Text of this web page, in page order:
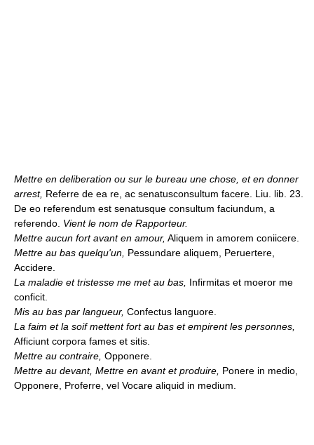
Mettre en deliberation ou sur le bureau une chose, et en donner
arrest, Referre de ea re, ac senatusconsultum facere. Liu. lib. 23.
De eo referendum est senatusque consultum faciundum, a
referendo. Vient le nom de Rapporteur.
Mettre aucun fort avant en amour, Aliquem in amorem coniicere.
Mettre au bas quelqu'un, Pessundare aliquem, Peruertere,
Accidere.
La maladie et tristesse me met au bas, Infirmitas et moeror me
conficit.
Mis au bas par langueur, Confectus languore.
La faim et la soif mettent fort au bas et empirent les personnes,
Afficiunt corpora fames et sitis.
Mettre au contraire, Opponere.
Mettre au devant, Mettre en avant et produire, Ponere in medio,
Opponere, Proferre, vel Vocare aliquid in medium.